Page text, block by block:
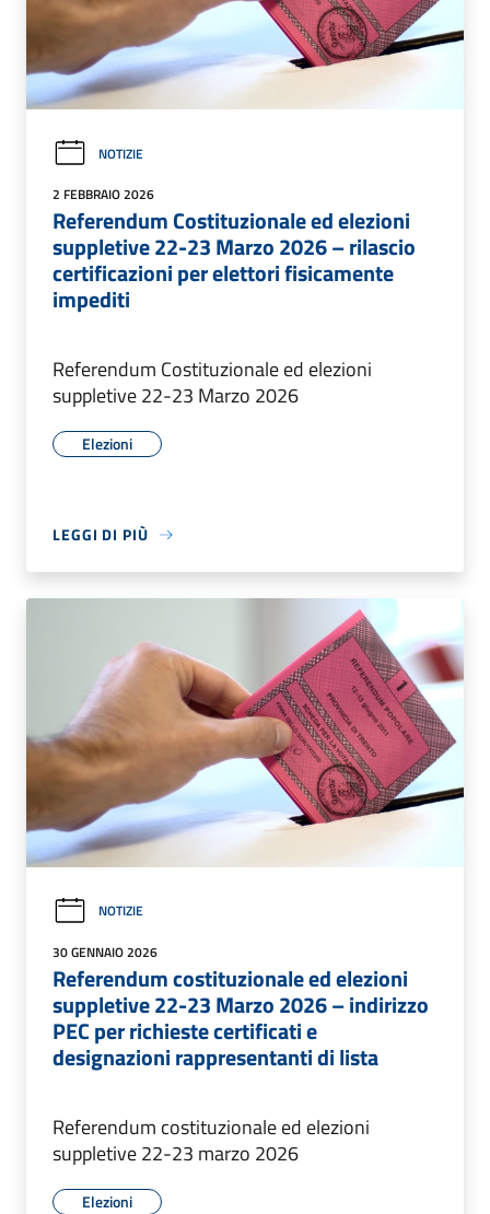
NOTIZIE
2 FEBBRAIO 2026
Referendum Costituzionale ed elezioni
suppletive 22-23 Marzo 2026 – rilascio
certificazioni per elettori fisicamente
impediti
Referendum Costituzionale ed elezioni
suppletive 22-23 Marzo 2026
Elezioni
LEGGI DI PIÙ
NOTIZIE
30 GENNAIO 2026
Referendum costituzionale ed elezioni
suppletive 22-23 Marzo 2026 – indirizzo
PEC per richieste certificati e
designazioni rappresentanti di lista
Referendum costituzionale ed elezioni
suppletive 22-23 marzo 2026
Elezioni